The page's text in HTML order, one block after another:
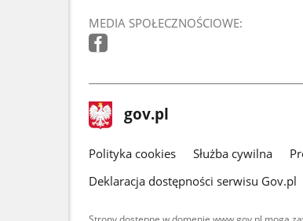
MEDIA SPOŁECZNOŚCIOWE:
stopka
gov.pl Strona
gov.pl
gov.pl
Polityka cookies Służba cywilna
Deklaracja dostępności serwisu Gov.pl